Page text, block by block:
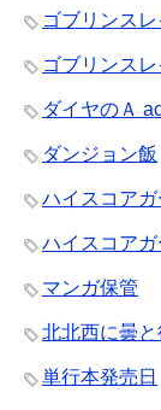
ゴブリンス
ゴブリンス
ダイヤのＡ
ダンジョン飯
ハイスコア
ハイスコアガ
マンガ保管
北北西に曇と
単行本発売日